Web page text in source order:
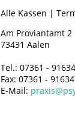
Alle Kassen |
Am Proviantamt 2
73431 Aalen
Tel.: 07361 -
Fax: 07361 -
E-Mail: